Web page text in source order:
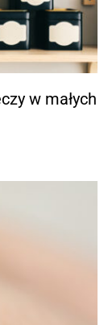
w małych